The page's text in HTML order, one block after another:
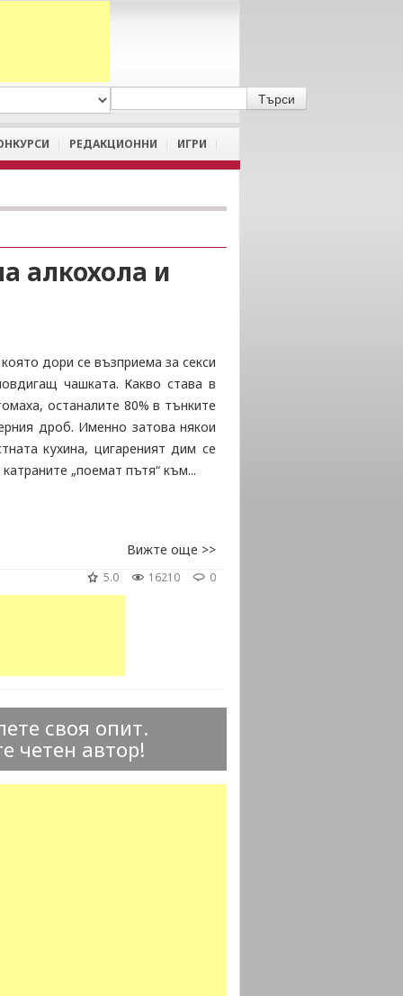
РЕДАКЦИОННИ ИГРИ
алкохола и
дори се възприема за секси
чашката. Какво става в
останалите 80% в тънките
дроб. Именно затова някои
кухина, цигареният дим се
„поемат пътя“ към...
Вижте още >>
0
16210
5.0
своя опит.
четен автор!